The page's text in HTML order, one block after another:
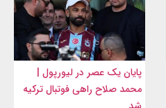
پایان یک عصر در لیورپول |
محمد صلاح راهی فوتبال ترکیه